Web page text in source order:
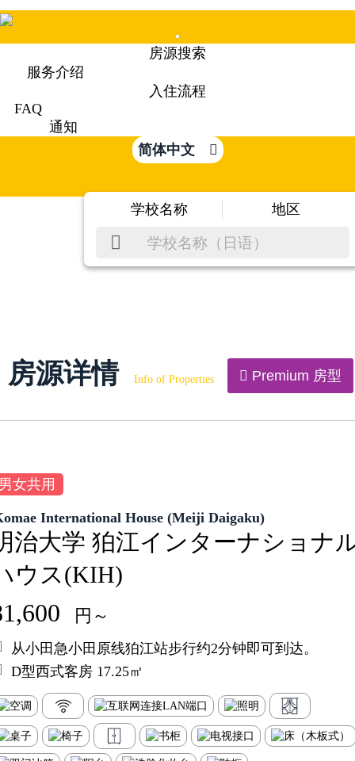
Mobile
Menu
房源搜索
服务介绍
入住流程
FAQ
通知
简体中文
学校名称 地区
房源详情 Info of Properties Premium 房型
女共用
International House (Meiji Daigaku)
治大学 狛江インターナショナ
ウス(KIH)
円～
从小田急小田原线狛江站步行约2分钟即可到达。
D型西式客房 17.25㎡